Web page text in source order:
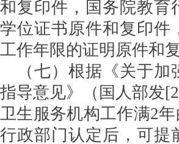
和复印件，国务院教育
学位证书原件和复印件
工作年限的证明原件和复
（七）根据《关于
指导意见》（国人部发
卫生服务机构工作满2
行政部门认定后，可提